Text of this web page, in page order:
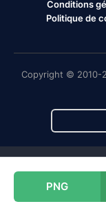
PNG
Conditions
Politique de
Copyright © 2010-